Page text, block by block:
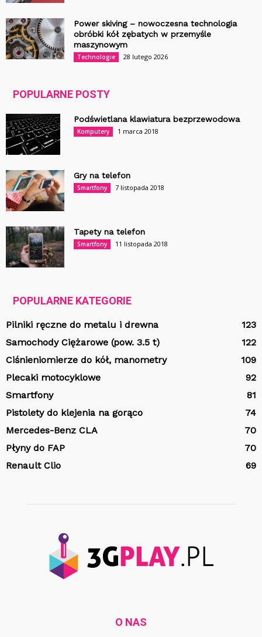
Power skiving – nowoczesna technologia
obróbki kół zębatych w przemyśle
maszynowym
Technologie 28 lutego 2026
POPULARNE POSTY
Podświetlana klawiatura bezprzewodowa
Komputery 1 marca 2018
Gry na telefon
Smartfony 7 listopada 2018
Tapety na telefon
Smartfony 11 listopada 2018
POPULARNE KATEGORIE
Pilniki ręczne do metalu i drewna
123
Samochody Ciężarowe (pow. 3.5 t)
122
Ciśnieniomierze do kół, manometry
109
Plecaki motocyklowe
92
Smartfony
81
Pistolety do klejenia na gorąco
74
Mercedes-Benz CLA
70
Płyny do FAP
70
Renault Clio
69
O NAS